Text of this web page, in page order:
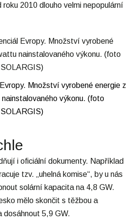
roku 2010 dlouho velmi nepopulární
Množství vyrobené energie z
výkonu. (foto
SOLARGIS)
i oficiální dokumenty. Například
tzv. „uhelná komise“, by u nás
solární kapacita na 4,8 GW.
mělo skončit s těžbou a
dosáhnout 5,9 GW.